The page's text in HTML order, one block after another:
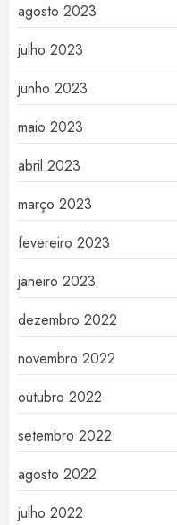
agosto 2023
julho 2023
junho 2023
maio 2023
abril 2023
março 2023
fevereiro 2023
janeiro 2023
dezembro 2022
novembro 2022
outubro 2022
setembro 2022
agosto 2022
julho 2022